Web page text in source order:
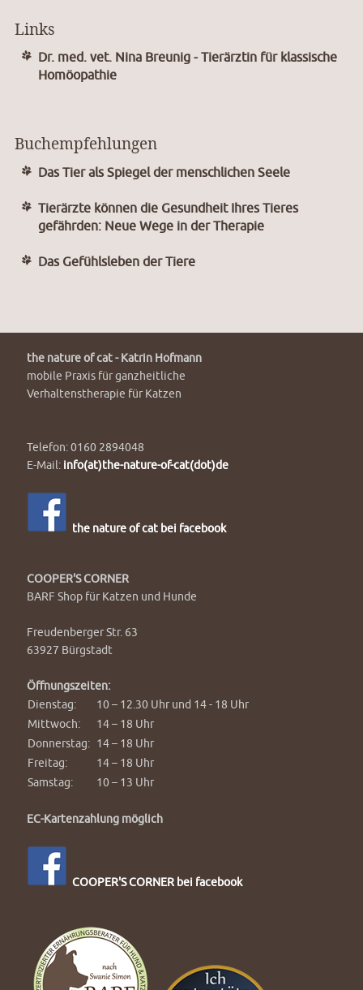
Links
Dr. med. vet. Nina Breunig - Tierärztin für klassische
Homöopathie
Buchempfehlungen
Das Tier als Spiegel der menschlichen Seele
Tierärzte können die Gesundheit Ihres Tieres
gefährden: Neue Wege in der Therapie
Das Gefühlsleben der Tiere
the nature of cat - Katrin Hofmann
mobile Praxis für ganzheitliche
Verhaltenstherapie für Katzen
Telefon: 0160 2894048
E-Mail: info(at)the-nature-of-cat(dot)de
the nature of cat bei facebook
COOPER'S CORNER
BARF Shop für Katzen und Hunde
Freudenberger Str. 63
63927 Bürgstadt
Öffnungszeiten:
Dienstag:
10 – 12.30 Uhr und 14 - 18 Uhr
Mittwoch:
14 – 18 Uhr
Donnerstag: 14 – 18 Uhr
Freitag:
14 – 18 Uhr
Samstag:
10 – 13 Uhr
EC-Kartenzahlung möglich
COOPER'S CORNER bei facebook